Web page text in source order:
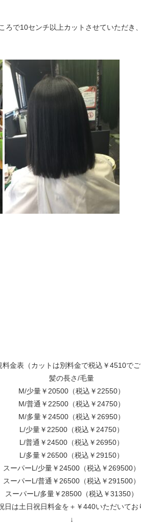
で10センチ以上カットさせていただき
金表（カットは別料金で税込￥4510でご
髪の長さ/毛量
M/少量￥20500（税込￥22550）
M/普通￥22500（税込￥24750）
M/多量￥24500（税込￥26950）
L/少量￥22500（税込￥24750）
L/普通￥24500（税込￥26950）
L/多量￥26500（税込￥29150）
スーパーL/少量￥24500（税込￥269500）
スーパーL/普通￥26500（税込￥291500）
スーパーL/多量￥28500（税込￥31350）
日は土日祝日料金を＋￥440いただいてお
↓